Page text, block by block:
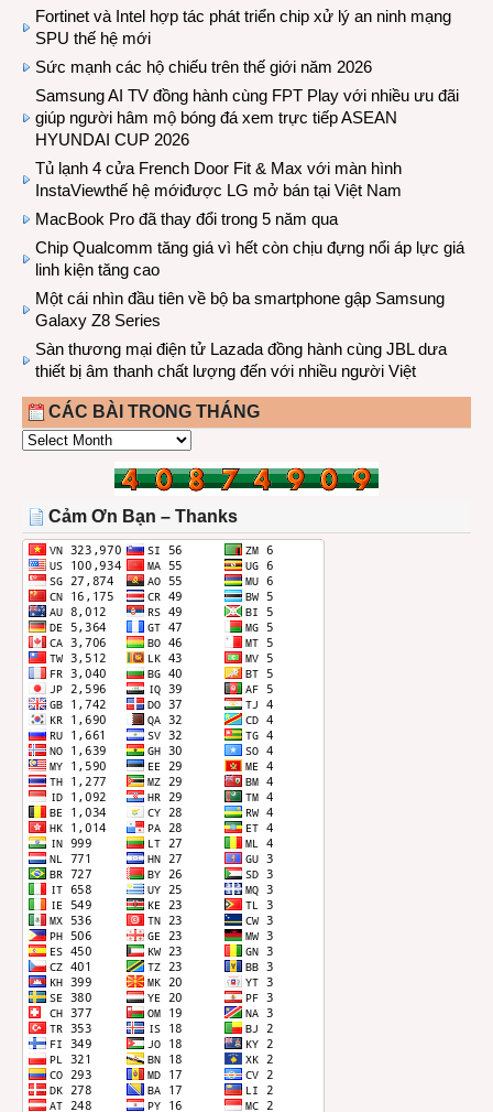
Fortinet và Intel hợp tác phát triển chip xử lý an ninh mạng
SPU thế hệ mới
Sức mạnh các hộ chiếu trên thế giới năm 2026
Samsung AI TV đồng hành cùng FPT Play với nhiều ưu đãi
giúp người hâm mộ bóng đá xem trực tiếp ASEAN
HYUNDAI CUP 2026
Tủ lạnh 4 cửa French Door Fit & Max với màn hình
InstaViewthế hệ mớiđược LG mở bán tại Việt Nam
MacBook Pro đã thay đổi trong 5 năm qua
Chip Qualcomm tăng giá vì hết còn chịu đựng nổi áp lực giá
linh kiện tăng cao
Một cái nhìn đầu tiên về bộ ba smartphone gập Samsung
Galaxy Z8 Series
Sàn thương mại điện tử Lazada đồng hành cùng JBL dưa
thiết bị âm thanh chất lượng đến với nhiều người Việt
CÁC BÀI TRONG THÁNG
CÁC
THÁNG
Cảm Ơn Bạn – Thanks